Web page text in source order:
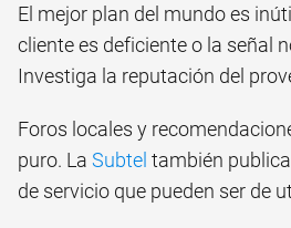
El mejor plan del mundo es
cliente es deficiente o la señal
Investiga la reputación del
Foros locales y
puro. La Subtel también
de servicio que pueden ser de